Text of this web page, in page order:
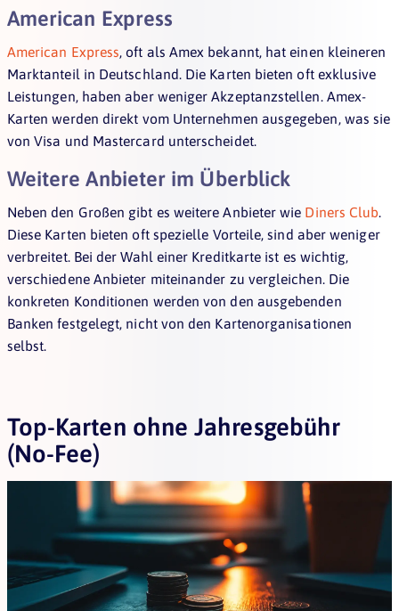
American Express
American Express, oft als Amex bekannt, hat einen kleineren
Marktanteil in Deutschland. Die Karten bieten oft exklusive
Leistungen, haben aber weniger Akzeptanzstellen. Amex-
Karten werden direkt vom Unternehmen ausgegeben, was sie
von Visa und Mastercard unterscheidet.
Weitere Anbieter im Überblick
Neben den Großen gibt es weitere Anbieter wie Diners Club.
Diese Karten bieten oft spezielle Vorteile, sind aber weniger
verbreitet. Bei der Wahl einer Kreditkarte ist es wichtig,
verschiedene Anbieter miteinander zu vergleichen. Die
konkreten Konditionen werden von den ausgebenden
Banken festgelegt, nicht von den Kartenorganisationen
selbst.
Top-Karten ohne Jahresgebühr
(No-Fee)